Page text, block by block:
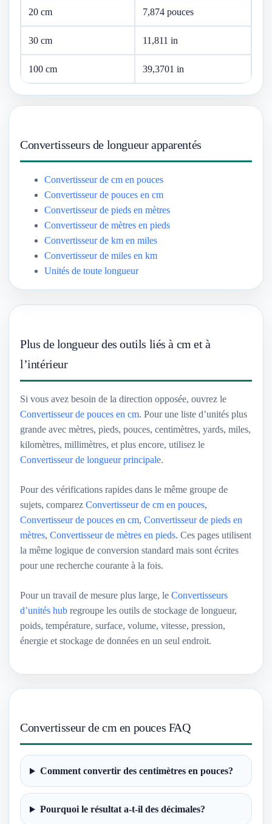
20 cm 7,874 pouces
30 cm 11,811 in
100 cm 39,3701 in
Convertisseurs de longueur apparentés
Convertisseur de cm en pouces
Convertisseur de pouces en cm
Convertisseur de pieds en mètres
Convertisseur de mètres en pieds
Convertisseur de km en miles
Convertisseur de miles en km
Unités de toute longueur
Plus de longueur des outils liés à cm et à
l’intérieur
Si vous avez besoin de la direction opposée, ouvrez le
Convertisseur de pouces en cm. Pour une liste d’unités plus
grande avec mètres, pieds, pouces, centimètres, yards, miles,
kilomètres, millimètres, et plus encore, utilisez le
Convertisseur de longueur principale.
Pour des vérifications rapides dans le même groupe de
sujets, comparez Convertisseur de cm en pouces,
Convertisseur de pouces en cm, Convertisseur de pieds en
mètres, Convertisseur de mètres en pieds. Ces pages utilisent
la même logique de conversion standard mais sont écrites
pour une recherche courante à la fois.
Pour un travail de mesure plus large, le Convertisseurs
d’unités hub regroupe les outils de stockage de longueur,
poids, température, surface, volume, vitesse, pression,
énergie et stockage de données en un seul endroit.
Convertisseur de cm en pouces FAQ
Comment convertir des centimètres en pouces?
Pourquoi le résultat a-t-il des décimales?